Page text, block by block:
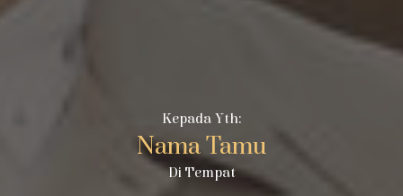
Kepada Yth:
Nama Tamu
Di Tempat